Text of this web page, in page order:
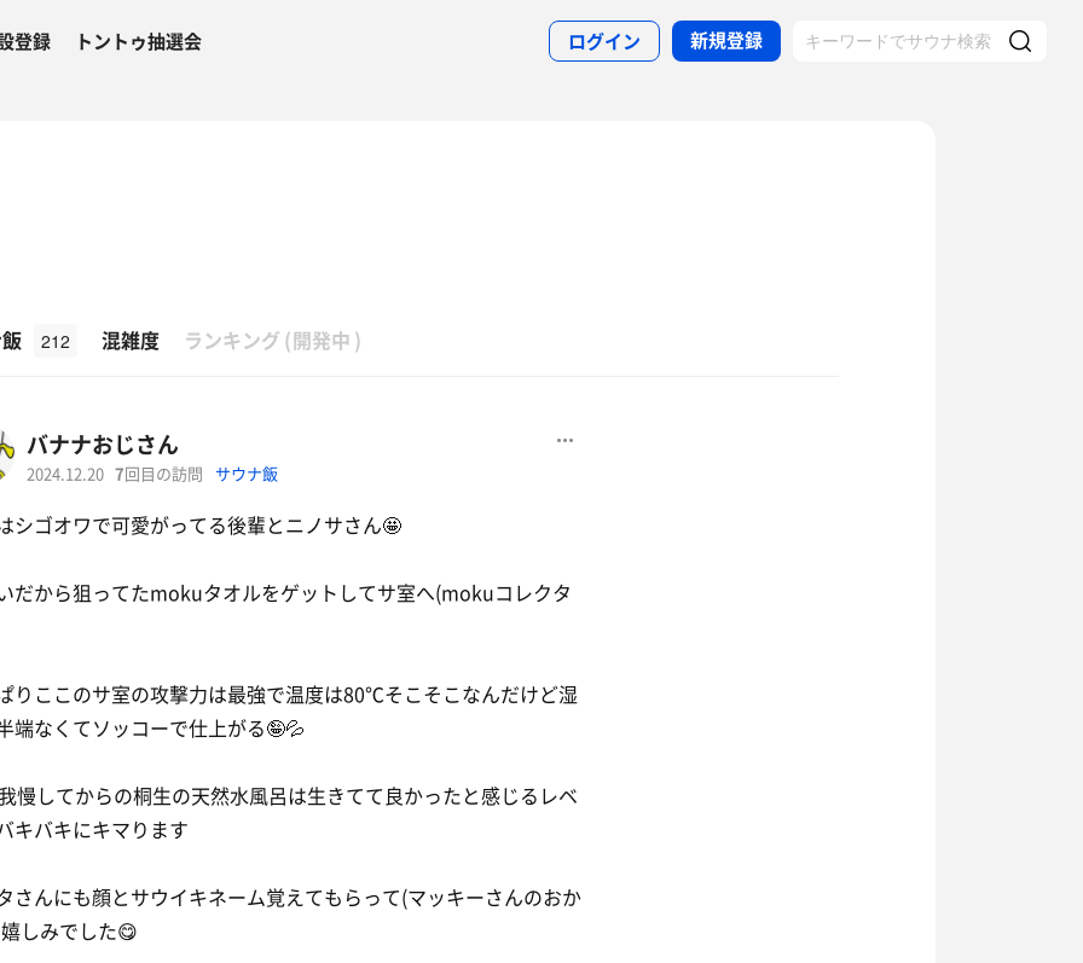
登録 トントゥ抽選会 ログイン 新規登録
212 混雑度 ランキング (開発中 )
バナナおじさん
2024.12.20 7回目の訪問 サウナ飯
シゴオワで可愛がってる後輩とニノサさん🤩
だから狙ってたmokuタオルをゲットしてサ室へ(mokuコレクタ
りここのサ室の攻撃力は最強で温度は80℃そこそこなんだけど湿
端なくてソッコーで仕上がる🤪💦
慢してからの桐生の天然水風呂は生きてて良かったと感じるレベ
キバキにキマります
さんにも顔とサウイキネーム覚えてもらって(マッキーさんのおか
しみでした😋